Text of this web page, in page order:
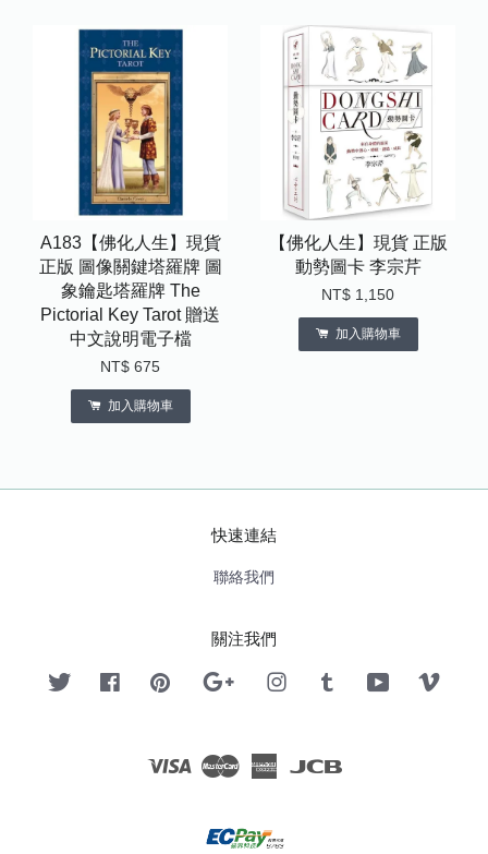
A183【佛化人生】現貨
正版 圖像關鍵塔羅牌 圖
象鑰匙塔羅牌 The
Pictorial Key Tarot 贈送
中文說明電子檔
NT$ 675
加入購物車
【佛化人生】現貨 正版
動勢圖卡 李宗芹
NT$ 1,150
加入購物車
快速連結
聯絡我們
關注我們
Twitter FacebookPinterest Google InstagramTumblr YouTube
Visa Master American